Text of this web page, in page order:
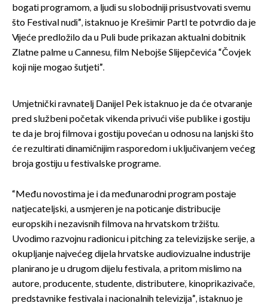
bogati programom, a ljudi su slobodniji prisustvovati svemu
što Festival nudi”, istaknuo je Krešimir Partl te potvrdio da je
Vijeće predložilo da u Puli bude prikazan aktualni dobitnik
Zlatne palme u Cannesu, film Nebojše Slijepčevića “Čovjek
koji nije mogao šutjeti”.
Umjetnički ravnatelj Danijel Pek istaknuo je da će otvaranje
pred službeni početak vikenda privući više publike i gostiju
te da je broj filmova i gostiju povećan u odnosu na lanjski što
će rezultirati dinamičnijim rasporedom i uključivanjem većeg
broja gostiju u festivalske programe.
“Među novostima je i da međunarodni program postaje
natjecateljski, a usmjeren je na poticanje distribucije
europskih i nezavisnih filmova na hrvatskom tržištu.
Uvodimo razvojnu radionicu i pitching za televizijske serije, a
okupljanje najvećeg dijela hrvatske audiovizualne industrije
planirano je u drugom dijelu festivala, a pritom mislimo na
autore, producente, studente, distributere, kinoprikazivače,
predstavnike festivala i nacionalnih televizija”, istaknuo je